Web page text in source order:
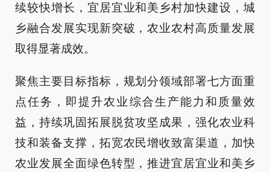
续较快增长，宜居宜业和美乡村加快建设，城
乡融合发展实现新突破，农业农村高质量发展
取得显著成效。
聚焦主要目标指标，规划分领域部署七方面重
点任务，即提升农业综合生产能力和质量效
益，持续巩固拓展脱贫攻坚成果，强化农业科
技和装备支撑，拓宽农民增收致富渠道，加快
农业发展全面绿色转型，推进宜居宜业和美乡